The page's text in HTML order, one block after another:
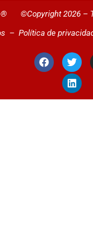
©Copyright 2026 –
– Política de